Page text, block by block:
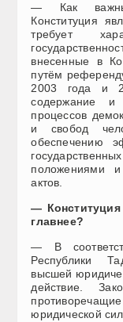
— Как важный
Конституция
требует
внесенные в
путём
2003 года и
содержание и
процессов
и свобод
обеспечению
положениями
актов.
—
главнее?
— В
Республики
высшей
действие.
юридической